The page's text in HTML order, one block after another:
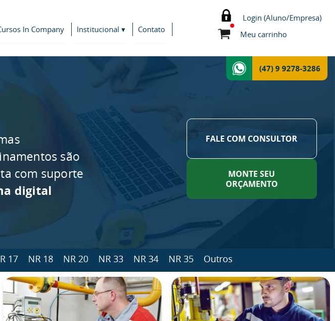
In Company Institucional ▾ Contato
Login (Aluno/Empresa)
Meu carrinho
(47) 9 9278-3286
são
com suporte
digital
FALE COM CONSULTOR
MONTE SEU
ORÇAMENTO
17 NR 18 NR 20 NR 33 NR 34 NR 35 Outros